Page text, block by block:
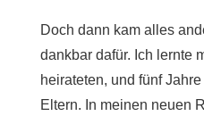
Doch dann kam alles
dankbar dafür. Ich lernte
heirateten, und fünf
Eltern. In meinen neuen